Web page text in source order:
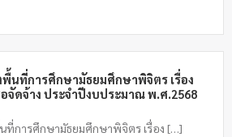
นที่การศึกษามัธยมศึกษาพิจิตร เรื่อง
อจัดจ้าง ประจำปีงบประมาณ พ.ศ.2568
ที่การศึกษามัธยมศึกษาพิจิตร เรื่อง […]